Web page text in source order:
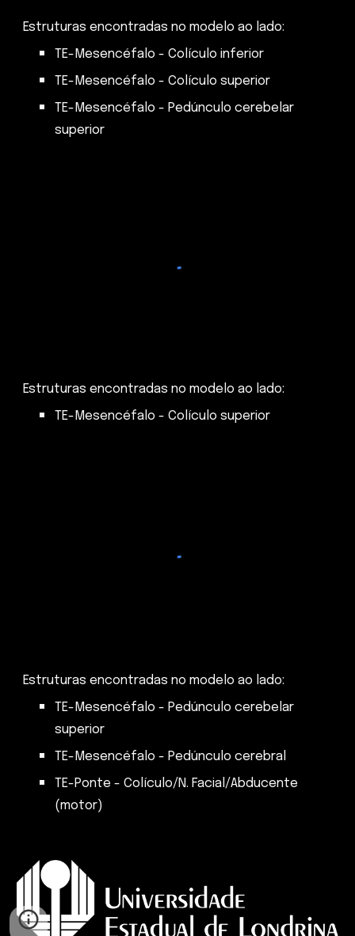
Estruturas encontradas no modelo ao lado:
TE-Mesencéfalo - Colículo inferior
TE-Mesencéfalo - Colículo superior
TE-Mesencéfalo - Pedúnculo cerebelar
superior
Estruturas encontradas no modelo ao lado:
TE-Mesencéfalo - Colículo superior
Estruturas encontradas no modelo ao lado:
TE-Mesencéfalo - Pedúnculo cerebelar
superior
TE-Mesencéfalo - Pedúnculo cerebral
TE-Ponte - Colículo/N. Facial/Abducente
(motor)